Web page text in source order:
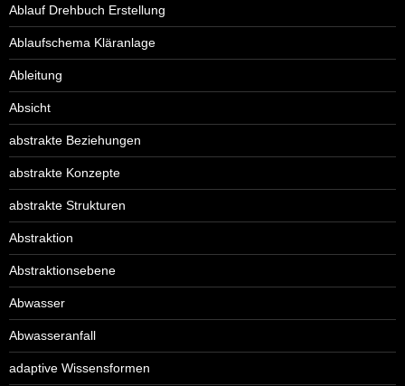
Ablauf Drehbuch Erstellung
Ablaufschema Kläranlage
Ableitung
Absicht
abstrakte Beziehungen
abstrakte Konzepte
abstrakte Strukturen
Abstraktion
Abstraktionsebene
Abwasser
Abwasseranfall
adaptive Wissensformen